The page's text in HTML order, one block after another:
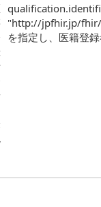
"http://jpfhir.jp/
を指定し、医籍登